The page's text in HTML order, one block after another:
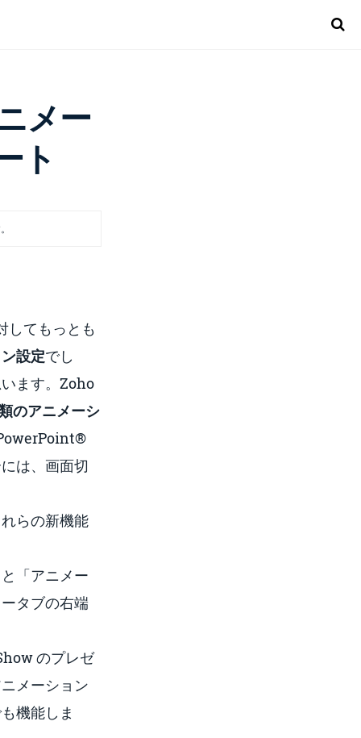
メー
ト
してもっとも
設定でし
ます。Zoho
のアニメーシ
®
は、画面切
らの新機能
「アニメー
タブの右端
のプレゼ
メーション
機能しま